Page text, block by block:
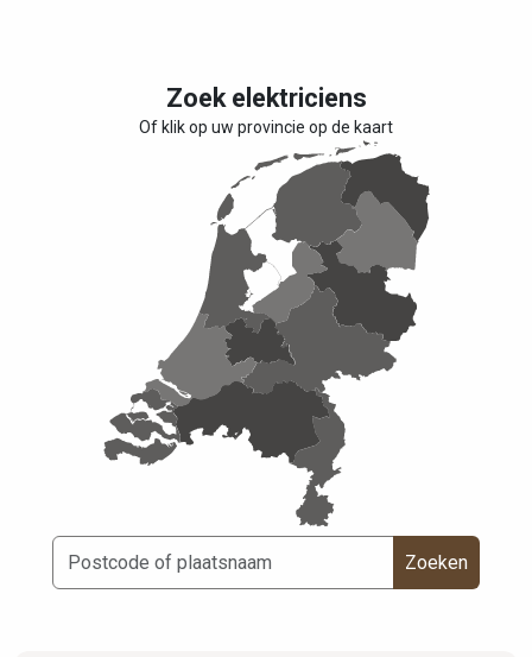
Zoek elektriciens
Of klik op uw provincie op de kaart
Zoeken